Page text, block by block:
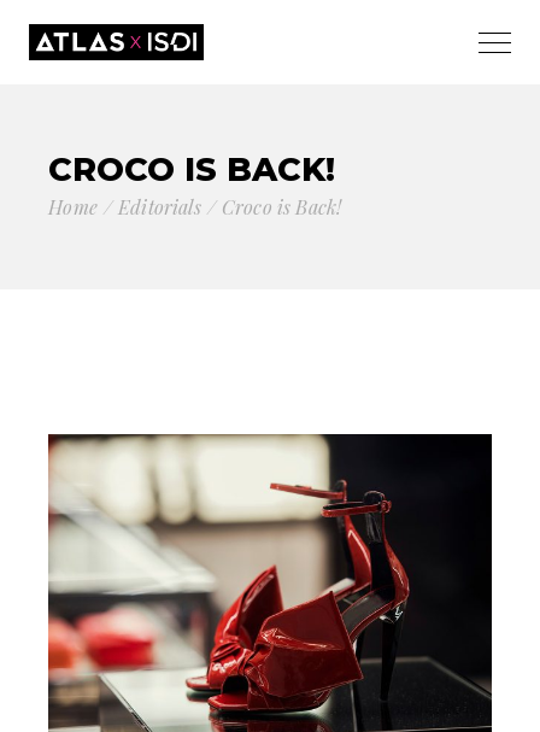
CROCO IS BACK!
Home Editorials Croco is Back!